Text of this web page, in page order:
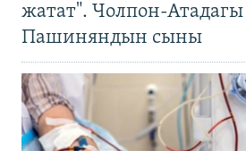
жатат". Чолпон-
Пашиняндын сыны